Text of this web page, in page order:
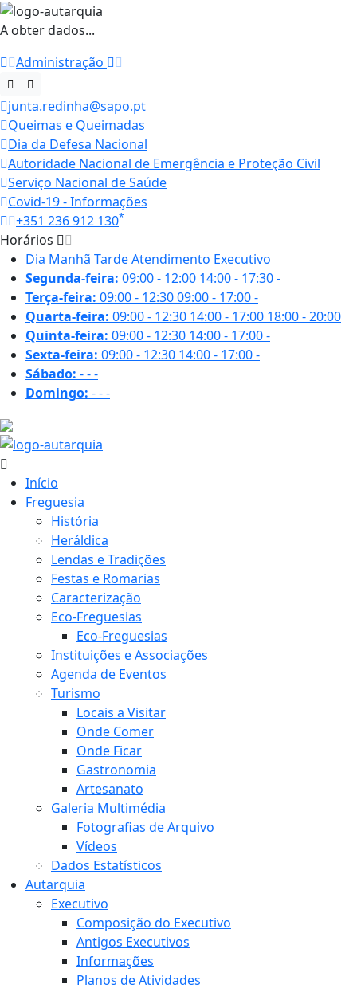
A obter dados...
Administração
junta.redinha@sapo.pt
Queimas e Queimadas
Dia da Defesa Nacional
Autoridade Nacional de Emergência e Proteção Civil
Serviço Nacional de Saúde
Covid-19 - Informações
+351 236 912 130*
Horários
Dia Manhã TardeAtendimento Executivo
Segunda-feira: 09:00 - 12:00 14:00 - 17:30-
Terça-feira: 09:00 - 12:3009:00 - 17:00-
Quarta-feira: 09:00 - 12:30 14:00 - 17:00 18:00 - 20:00
Quinta-feira: 09:00 - 12:30 14:00 - 17:00-
Sexta-feira: 09:00 - 12:30 14:00 - 17:00-
Sábado: ---
Domingo: ---
Início
Freguesia
História
Heráldica
Lendas e Tradições
Festas e Romarias
Caracterização
Eco-Freguesias
Eco-Freguesias
Instituições e Associações
Agenda de Eventos
Turismo
Locais a Visitar
Onde Comer
Onde Ficar
Gastronomia
Artesanato
Galeria Multimédia
Fotografias de Arquivo
Vídeos
Dados Estatísticos
Autarquia
Executivo
Composição do Executivo
Antigos Executivos
Informações
Planos de Atividades